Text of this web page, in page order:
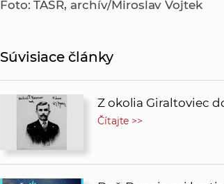
Foto: TASR, archív/Miroslav Vojtek
Súvisiace články
Z okolia Giraltoviec
Čítajte >>